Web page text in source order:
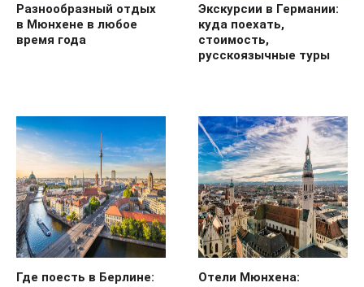
Разнообразный отдых
в Мюнхене в любое
время года
Экскурсии в Германии:
куда поехать,
стоимость,
русскоязычные туры
Где поесть в Берлине:
Отели Мюнхена: